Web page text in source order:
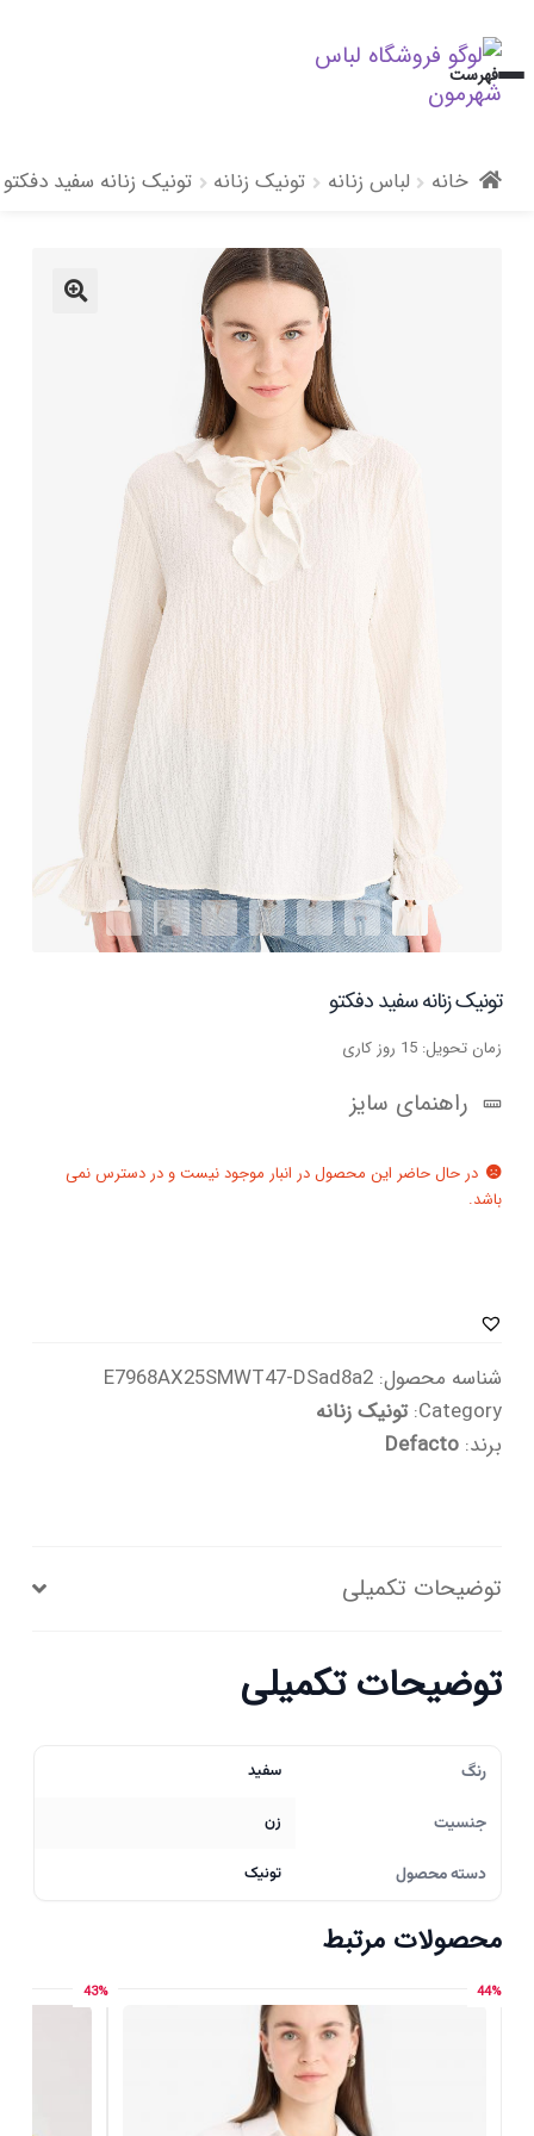
پرش
به
پرش
به
فهرست
خانه لباس زنانه تونیک زنانه تونیک زنانه سفید دفکتو
تونیک زنانه سفید دفکتو
زمان تحویل: 15 روز کاری
راهنمای سایز
در حال حاضر این محصول در انبار موجود نیست و در دسترس نمی
باشد.
شناسه محصول:E7968AX25SMWT47-DSad8a2
Category: تونیک زنانه
برند:Defacto
توضیحات تکمیلی
توضیحات تکمیلی
رنگ سفید
جنسیت زن
دسته محصول تونیک
محصولات مرتبط
44%
43%